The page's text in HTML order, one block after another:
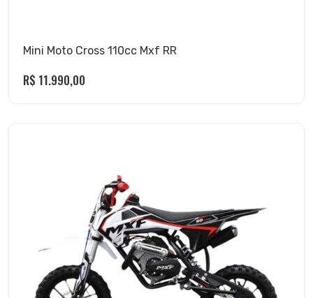
Mini Moto Cross 110cc Mxf RR
R$ 11.990,00